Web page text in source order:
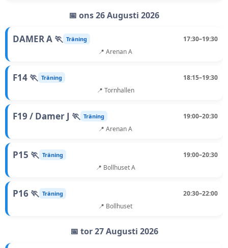
📅 ons 26 Augusti 2026
DAMER A 🏃 Träning
17:30–19:30
📍 Arenan A
F14 🏃 Träning
18:15–19:30
📍 Tornhallen
F19 / Damer J 🏃 Träning
19:00–20:30
📍 Arenan A
P15 🏃 Träning
19:00–20:30
📍 Bollhuset A
P16 🏃 Träning
20:30–22:00
📍 Bollhuset
📅 tor 27 Augusti 2026